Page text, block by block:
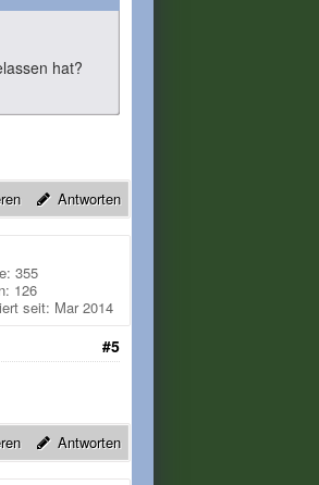
hat?
Antworten
355
126
seit: Mar 2014
#5
Antworten